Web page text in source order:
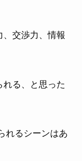
、交渉力、情報
る、と思った
れるシーンはあ